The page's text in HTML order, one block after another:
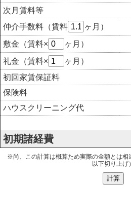
次月賃料等
仲介手数料（賃料
ヶ月）
敷金（賃料×
ヶ月）
礼金（賃料×
ヶ月）
初回家賃保証料
保険料
ハウスクリーニング代
初期諸経費
※尚、この計算は概算ため実際の金額とは相
以下切り上げ）
計算